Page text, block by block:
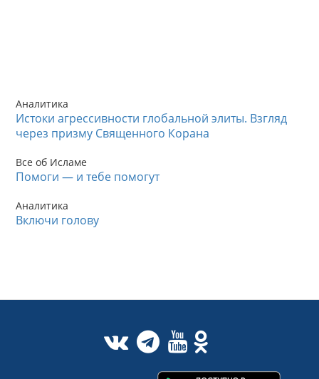
Аналитика
Истоки агрессивности глобальной элиты. Взгляд
через призму Священного Корана
Все об Исламе
Помоги — и тебе помогут
Аналитика
Включи голову